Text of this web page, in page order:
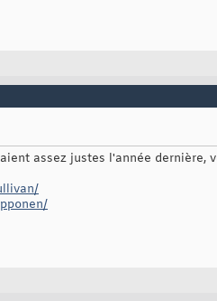
assez justes l'année dernière,